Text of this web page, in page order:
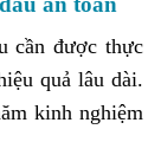
cần được thực
quả lâu dài.
kinh nghiệm